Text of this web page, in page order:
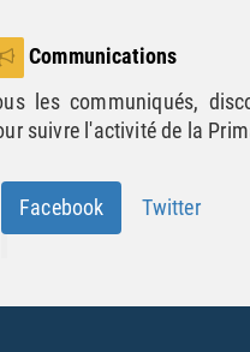
Communications
les communiqués,
suivre l'activité de la
Facebook Twitter